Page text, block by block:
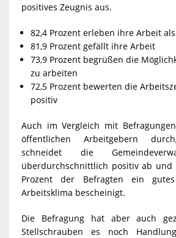
positives Zeugnis aus.
82,4 Prozent erleben ihre Arbeit
81,9 Prozent gefällt ihre Arbeit
73,9 Prozent begrüßen die
zu arbeiten
72,5 Prozent bewerten die
positiv
Auch im Vergleich mit
öffentlichen Arbeitgebern
schneidet die
überdurchschnittlich positiv ab und
Prozent der Befragten ein
Arbeitsklima bescheinigt.
Die Befragung hat aber auch
Stellschrauben es noch